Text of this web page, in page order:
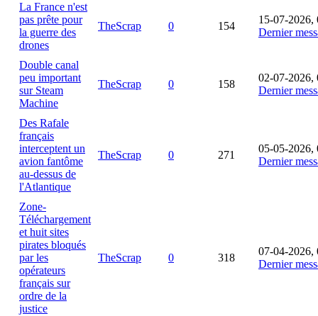
La France n'est
pas prête pour
la guerre des
drones
TheScrap 0 154
15-07-2026,
Dernier
Double canal
peu important
sur Steam
Machine
TheScrap 0 158
02-07-2026,
Dernier
Des Rafale
français
interceptent un
avion fantôme
au-dessus de
l'Atlantique
TheScrap 0 271
05-05-2026,
Dernier
Zone-
Téléchargement
et huit sites
pirates bloqués
par les
opérateurs
français sur
ordre de la
justice
TheScrap 0 318
07-04-2026,
Dernier